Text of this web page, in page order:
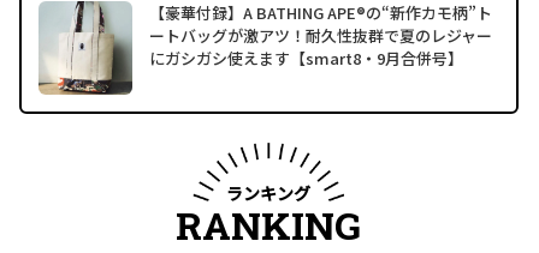
【豪華付録】A BATHING APE®の“新作カモ柄”ト
ートバッグが激アツ！耐久性抜群で夏のレジャー
にガシガシ使えます【smart8・9月合併号】
ランキング
RANKING